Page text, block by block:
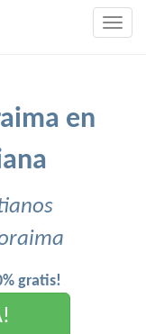
en
gratis!